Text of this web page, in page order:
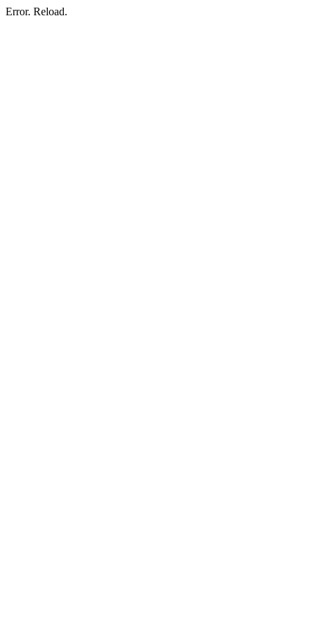
Error. Reload.